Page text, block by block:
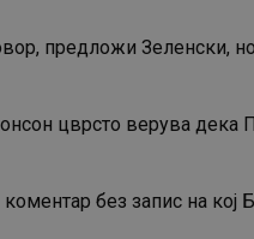
предложи Зеленски,
цврсто верува дека
без запис на кој